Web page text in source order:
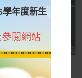
學年度新生
閱網站